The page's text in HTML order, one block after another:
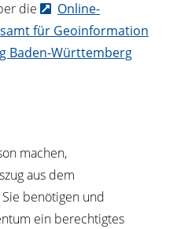
die
Online-
für Geoinformation
Baden-Württemberg
machen,
aus dem
benötigen und
ein berechtigtes